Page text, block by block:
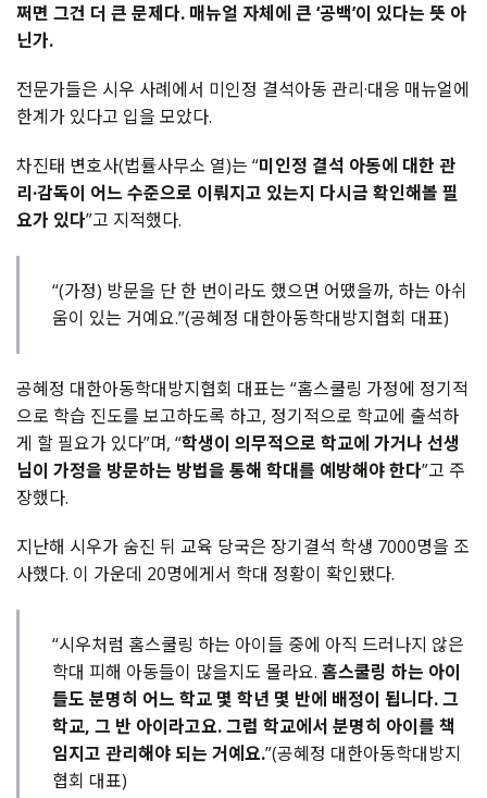
쩌면 그건 더 큰 문제다. 매뉴얼 자체에 큰 ‘공백’이 있다는 뜻 아
닌가.
전문가들은 시우 사례에서 미인정 결석아동 관리·대응 매뉴얼에
한계가 있다고 입을 모았다.
차진태 변호사(법률사무소 열)는 “미인정 결석 아동에 대한 관
리·감독이 어느 수준으로 이뤄지고 있는지 다시금 확인해볼 필
요가 있다”고 지적했다.
“(가정) 방문을 단 한 번이라도 했으면 어땠을까, 하는 아쉬
움이 있는 거예요.”(공혜정 대한아동학대방지협회 대표)
공혜정 대한아동학대방지협회 대표는 “홈스쿨링 가정에 정기적
으로 학습 진도를 보고하도록 하고, 정기적으로 학교에 출석하
게 할 필요가 있다”며, “학생이 의무적으로 학교에 가거나 선생
님이 가정을 방문하는 방법을 통해 학대를 예방해야 한다”고 주
장했다.
지난해 시우가 숨진 뒤 교육 당국은 장기결석 학생 7000명을 조
사했다. 이 가운데 20명에게서 학대 정황이 확인됐다.
“시우처럼 홈스쿨링 하는 아이들 중에 아직 드러나지 않은
학대 피해 아동들이 많을지도 몰라요. 홈스쿨링 하는 아이
들도 분명히 어느 학교 몇 학년 몇 반에 배정이 됩니다. 그
학교, 그 반 아이라고요. 그럼 학교에서 분명히 아이를 책
임지고 관리해야 되는 거예요.”(공혜정 대한아동학대방지
협회 대표)